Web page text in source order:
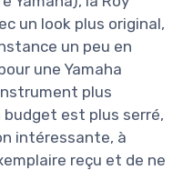
un look plus original,
un peu en
une Yamaha
plus
budget est plus serré,
intéressante, à
reçu et de ne